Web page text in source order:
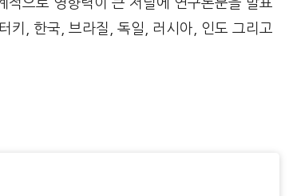
으로 영향력이 큰 저널에 연구논문을 발표
키, 한국, 브라질, 독일, 러시아, 인도 그리고